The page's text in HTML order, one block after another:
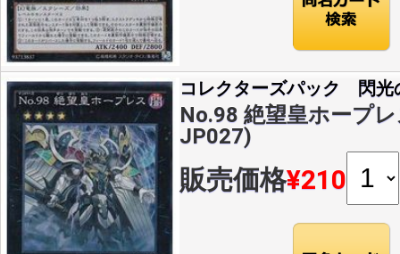
コレクターズパック 閃光
No.98 絶望皇ホープ
JP027)
販売価格¥210